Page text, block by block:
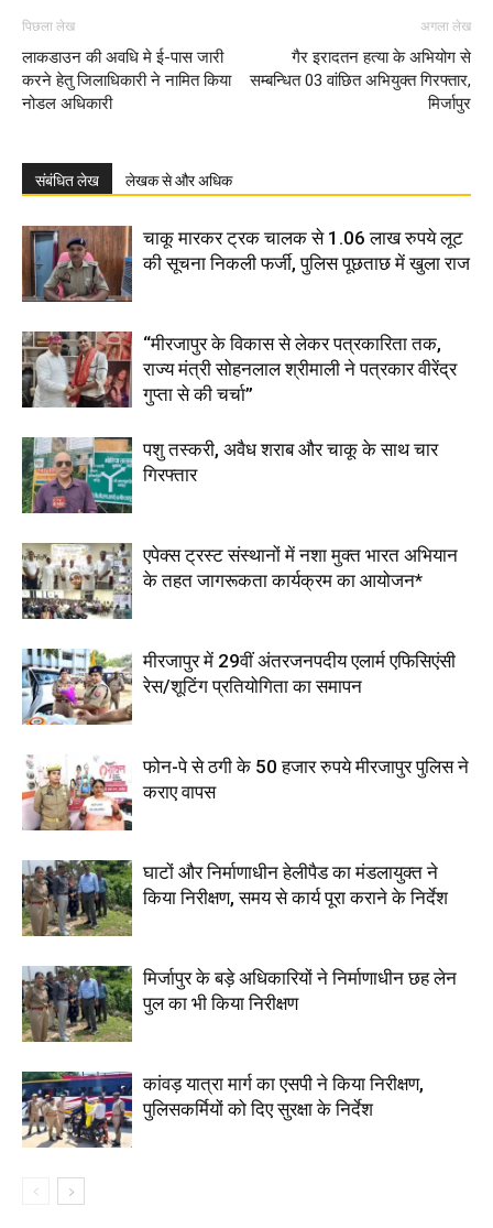
पिछला लेख
लाकडाउन की अवधि मे ई-पास जारी
करने हेतु जिलाधिकारी ने नामित किया
नोडल अधिकारी
अगला लेख
गैर इरादतन हत्या के अभियोग से
सम्बन्धित 03 वांछित अभियुक्त गिरफ्तार,
मिर्जापुर
संबंधित लेख लेखक से और अधिक
चाकू मारकर ट्रक चालक से 1.06 लाख रुपये लूट
की सूचना निकली फर्जी, पुलिस पूछताछ में खुला राज
“मीरजापुर के विकास से लेकर पत्रकारिता तक,
राज्य मंत्री सोहनलाल श्रीमाली ने पत्रकार वीरेंद्र
गुप्ता से की चर्चा”
पशु तस्करी, अवैध शराब और चाकू के साथ चार
गिरफ्तार
एपेक्स ट्रस्ट संस्थानों में नशा मुक्त भारत अभियान
के तहत जागरूकता कार्यक्रम का आयोजन*
मीरजापुर में 29वीं अंतरजनपदीय एलार्म एफिसिएंसी
रेस/शूटिंग प्रतियोगिता का समापन
फोन-पे से ठगी के 50 हजार रुपये मीरजापुर पुलिस ने
कराए वापस
घाटों और निर्माणाधीन हेलीपैड का मंडलायुक्त ने
किया निरीक्षण, समय से कार्य पूरा कराने के निर्देश
मिर्जापुर के बड़े अधिकारियों ने निर्माणाधीन छह लेन
पुल का भी किया निरीक्षण
कांवड़ यात्रा मार्ग का एसपी ने किया निरीक्षण,
पुलिसकर्मियों को दिए सुरक्षा के निर्देश